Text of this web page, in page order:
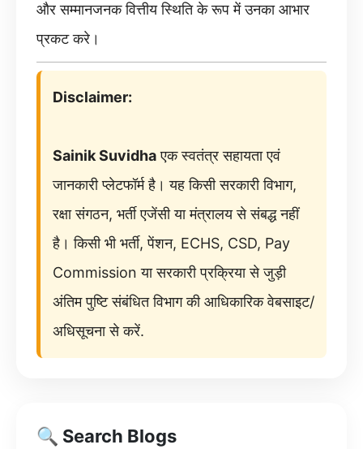
और सम्मानजनक वित्तीय स्थिति के रूप में उनका आभार
प्रकट करे।
Disclaimer:
Sainik Suvidhaएक स्वतंत्र सहायता एवं
जानकारी प्लेटफॉर्म है। यह किसी सरकारी विभाग,
रक्षा संगठन, भर्ती एजेंसी या मंत्रालय से संबद्ध नहीं
है। किसी भी भर्ती, पेंशन, ECHS, CSD, Pay
Commission या सरकारी प्रक्रिया से जुड़ी
अंतिम पुष्टि संबंधित विभाग की आधिकारिक वेबसाइट/
अधिसूचना से करें.
🔍 Search Blogs